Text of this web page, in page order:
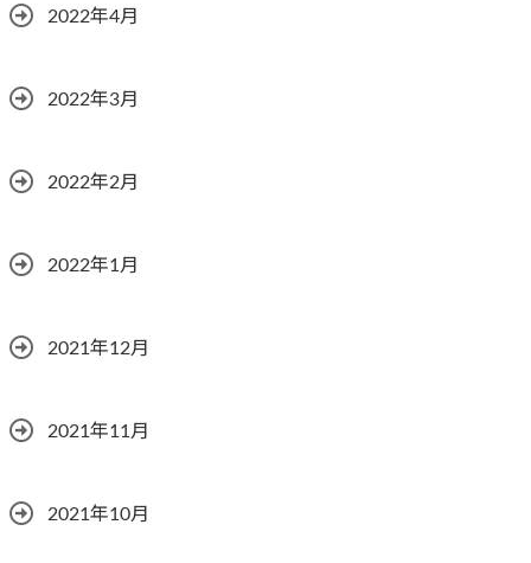
2022年4月
2022年3月
2022年2月
2022年1月
2021年12月
2021年11月
2021年10月